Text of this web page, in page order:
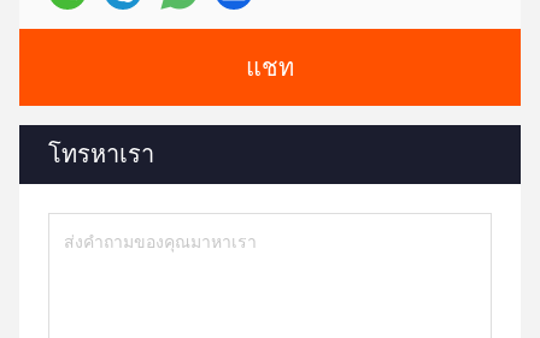
แชท
โทรหาเรา